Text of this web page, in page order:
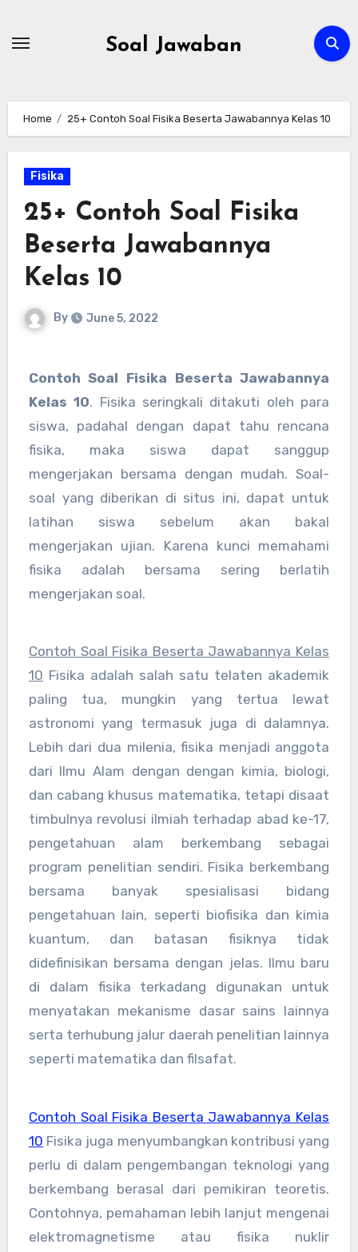
Soal Jawaban
Home 25+ Contoh Soal Fisika Beserta Jawabannya Kelas 10
Fisika
25+ Contoh Soal Fisika
Beserta Jawabannya
Kelas 10
By June 5, 2022
Contoh Soal Fisika Beserta Jawabannya
Kelas 10. Fisika seringkali ditakuti oleh para
siswa, padahal dengan dapat tahu rencana
fisika, maka siswa dapat sanggup
mengerjakan bersama dengan mudah. Soal-
soal yang diberikan di situs ini, dapat untuk
latihan siswa sebelum akan bakal
mengerjakan ujian. Karena kunci memahami
fisika adalah bersama sering berlatih
mengerjakan soal.
Contoh Soal Fisika Beserta Jawabannya Kelas
10 Fisika adalah salah satu telaten akademik
paling tua, mungkin yang tertua lewat
astronomi yang termasuk juga di dalamnya.
Lebih dari dua milenia, fisika menjadi anggota
dari Ilmu Alam dengan dengan kimia, biologi,
dan cabang khusus matematika, tetapi disaat
timbulnya revolusi ilmiah terhadap abad ke-17,
pengetahuan alam berkembang sebagai
program penelitian sendiri. Fisika berkembang
bersama banyak spesialisasi bidang
pengetahuan lain, seperti biofisika dan kimia
kuantum, dan batasan fisiknya tidak
didefinisikan bersama dengan jelas. Ilmu baru
di dalam fisika terkadang digunakan untuk
menyatakan mekanisme dasar sains lainnya
serta terhubung jalur daerah penelitian lainnya
seperti matematika dan filsafat.
Contoh Soal Fisika Beserta Jawabannya Kelas
10 Fisika juga menyumbangkan kontribusi yang
perlu di dalam pengembangan teknologi yang
berkembang berasal dari pemikiran teoretis.
Contohnya, pemahaman lebih lanjut mengenai
elektromagnetisme atau fisika nuklir